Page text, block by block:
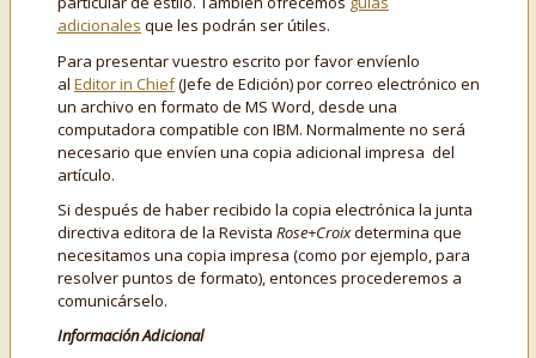
adicionales que les podrán ser útiles.
Para presentar vuestro escrito por favor envíenlo
al Editor in Chief(Jefe de Edición) por correo electrónico en
un archivo en formato de MS Word, desde una
computadora compatible con IBM. Normalmente no será
necesario que envíen una copia adicional impresa del
artículo.
Si después de haber recibido la copia electrónica la junta
directiva editora de la Revista Rose+Croixdetermina que
necesitamos una copia impresa (como por ejemplo, para
resolver puntos de formato), entonces procederemos a
comunicárselo.
Información Adicional